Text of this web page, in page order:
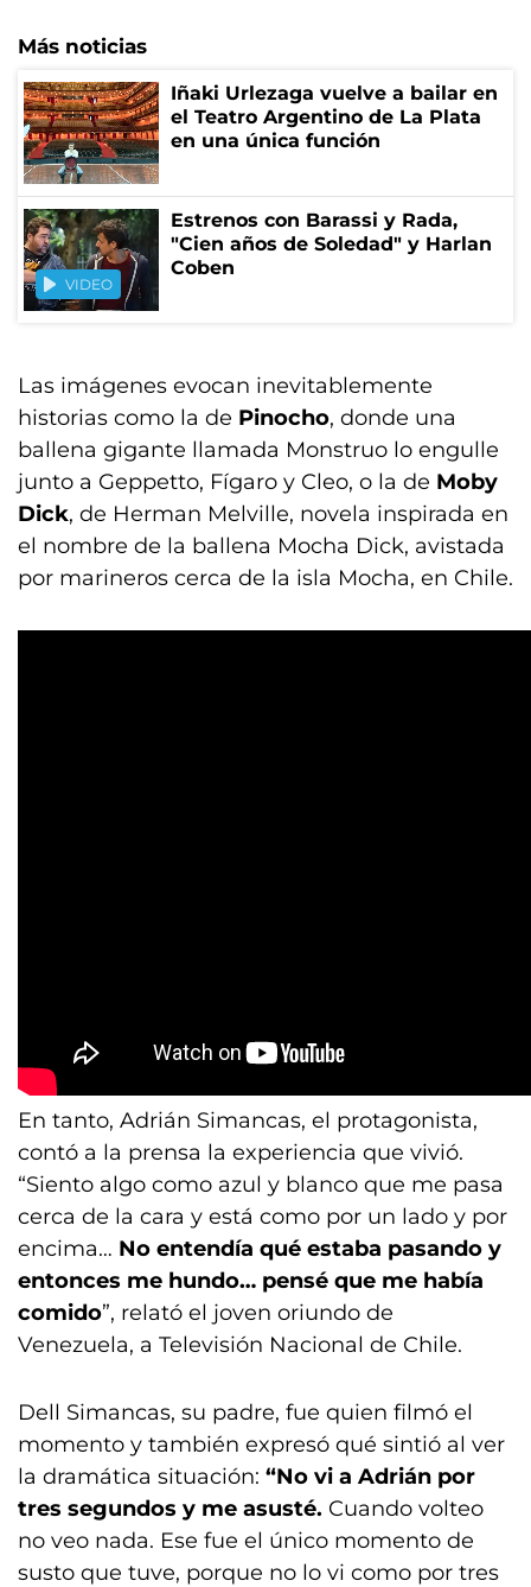
Más noticias
Iñaki Urlezaga vuelve a bailar en
el Teatro Argentino de La Plata
en una única función
VIDEO
Estrenos con Barassi y Rada,
"Cien años de Soledad" y Harlan
Coben
Las imágenes evocan inevitablemente
historias como la de Pinocho, donde una
ballena gigante llamada Monstruo lo engulle
junto a Geppetto, Fígaro y Cleo, o la de Moby
Dick, de Herman Melville, novela inspirada en
el nombre de la ballena Mocha Dick, avistada
por marineros cerca de la isla Mocha, en Chile.
En tanto, Adrián Simancas, el protagonista,
contó a la prensa la experiencia que vivió.
“Siento algo como azul y blanco que me pasa
cerca de la cara y está como por un lado y por
encima… No entendía qué estaba pasando y
entonces me hundo… pensé que me había
comido”, relató el joven oriundo de
Venezuela, a Televisión Nacional de Chile.
Dell Simancas, su padre, fue quien filmó el
momento y también expresó qué sintió al ver
la dramática situación: “No vi a Adrián por
tres segundos y me asusté. Cuando volteo
no veo nada. Ese fue el único momento de
susto que tuve, porque no lo vi como por tres